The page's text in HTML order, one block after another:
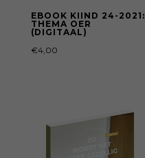
EBOOK KIIND 24-2021:
THEMA OER
(DIGITAAL)
€4,00